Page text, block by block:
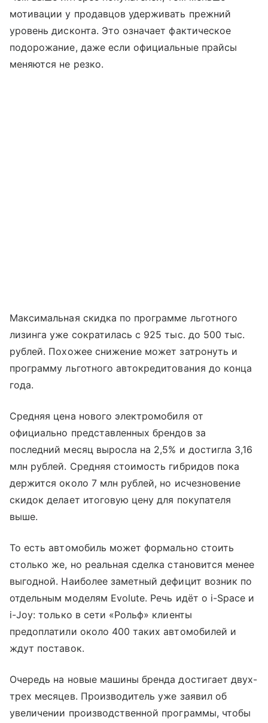
мотивации у продавцов удерживать прежний
уровень дисконта. Это означает фактическое
подорожание, даже если официальные прайсы
меняются не резко.
Максимальная скидка по программе льготного
лизинга уже сократилась с 925 тыс. до 500 тыс.
рублей. Похожее снижение может затронуть и
программу льготного автокредитования до конца
года.
Средняя цена нового электромобиля от
официально представленных брендов за
последний месяц выросла на 2,5% и достигла 3,16
млн рублей. Средняя стоимость гибридов пока
держится около 7 млн рублей, но исчезновение
скидок делает итоговую цену для покупателя
выше.
То есть автомобиль может формально стоить
столько же, но реальная сделка становится менее
выгодной. Наиболее заметный дефицит возник по
отдельным моделям Evolute. Речь идёт о i-Space и
i-Joy: только в сети «Рольф» клиенты
предоплатили около 400 таких автомобилей и
ждут поставок.
Очередь на новые машины бренда достигает двух-
трех месяцев. Производитель уже заявил об
увеличении производственной программы, чтобы